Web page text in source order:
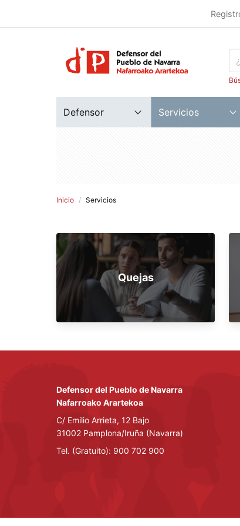
Defensor Servicios
Inicio Servicios
Quejas
Defensor del Pueblo de Navarra
Nafarroako Arartekoa
C/ Emilio Arrieta, 12 Bajo
31002 Pamplona/Iruña (Navarra)
Tel. (Gratuito): 900 702 900